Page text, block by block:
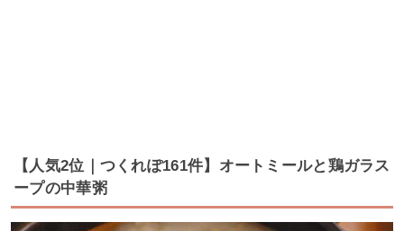
【人気2位｜つくれぽ161件】オートミールと鶏ガラス
ープの中華粥